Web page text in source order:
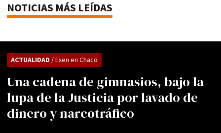
NOTICIAS MÁS LEÍDAS
Una cadena de gimnasios, bajo la
lupa de la Justicia por lavado de
dinero y narcotráfico
ACTUALIDAD / Exen en Chaco